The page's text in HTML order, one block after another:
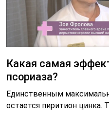
Какая самая
псориаза?
Единственным
остается пиритион цинка.